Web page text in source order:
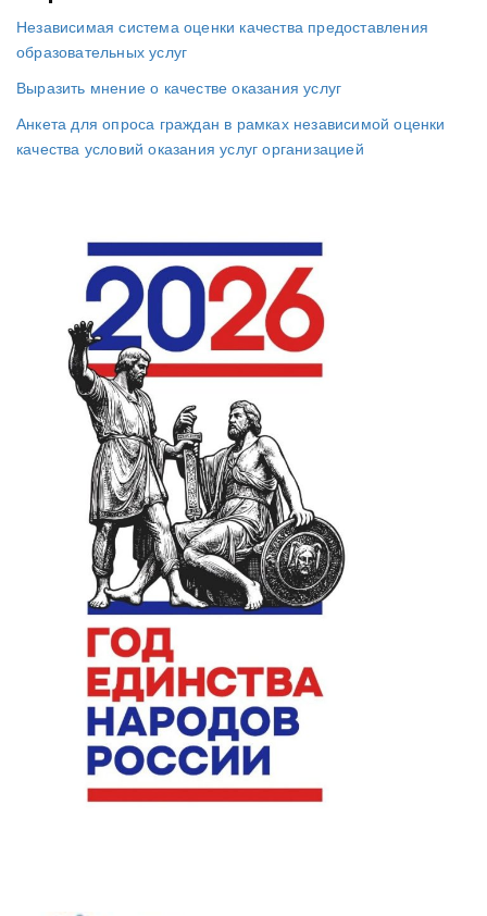
Независимая система оценки качества предоставления
образовательных услуг
Выразить мнение о качестве оказания услуг
Анкета для опроса граждан в рамках независимой оценки
качества условий оказания услуг организацией